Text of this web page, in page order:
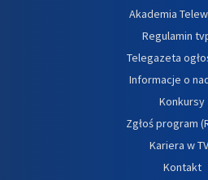
Akademia
Regulamin
Telegazeta
Informacje o
Konkursy
Zgłoś program
Kariera w
Kontakt